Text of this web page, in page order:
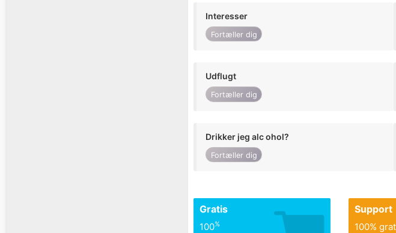
Interesser
Fortæller dig
Udflugt
Fortæller dig
Drikker jeg alc ohol?
Fortæller dig
Gratis
100%
Support
100%